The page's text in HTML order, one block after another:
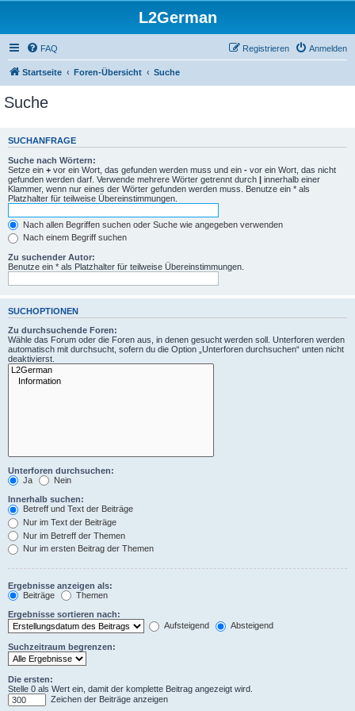
L2German
FAQ Anmelden
Registrieren
Startseite Foren-Übersicht Suche
Suche
SUCHANFRAGE
Suche nach Wörtern:
Setze ein + vor ein Wort, das gefunden werden muss und ein - vor ein Wort, das nicht
gefunden werden darf. Verwende mehrere Wörter getrennt durch | innerhalb einer
Klammer, wenn nur eines der Wörter gefunden werden muss. Benutze ein * als
Platzhalter für teilweise Übereinstimmungen.
Nach allen Begriffen suchen oder Suche wie angegeben verwenden
Nach einem Begriff suchen
Zu suchender Autor:
Benutze ein * als Platzhalter für teilweise Übereinstimmungen.
SUCHOPTIONEN
Zu durchsuchende Foren:
Wähle das Forum oder die Foren aus, in denen gesucht werden soll. Unterforen werden
automatisch mit durchsucht, sofern du die Option „Unterforen durchsuchen“ unten nicht
deaktivierst.
Unterforen durchsuchen:
Ja
Nein
Innerhalb suchen:
Betreff und Text der Beiträge
Nur im Text der Beiträge
Nur im Betreff der Themen
Nur im ersten Beitrag der Themen
Ergebnisse anzeigen als:
Beiträge
Themen
Ergebnisse sortieren nach:
Aufsteigend
Absteigend
Suchzeitraum begrenzen:
Die ersten:
Stelle 0 als Wert ein, damit der komplette Beitrag angezeigt wird.
Zeichen der Beiträge anzeigen